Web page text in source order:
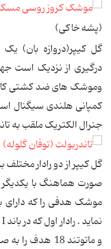
(پشه خاکی)
گل کیپر(دروازه بان)
درگیری از نزدیک است
وموشک های ضد کشتی
جنرال الکتریک ملقب به
گل کیپر از دو رادار
صورت هماهنگ با
موشک هدفی را که دارای
و ماتوتند 18